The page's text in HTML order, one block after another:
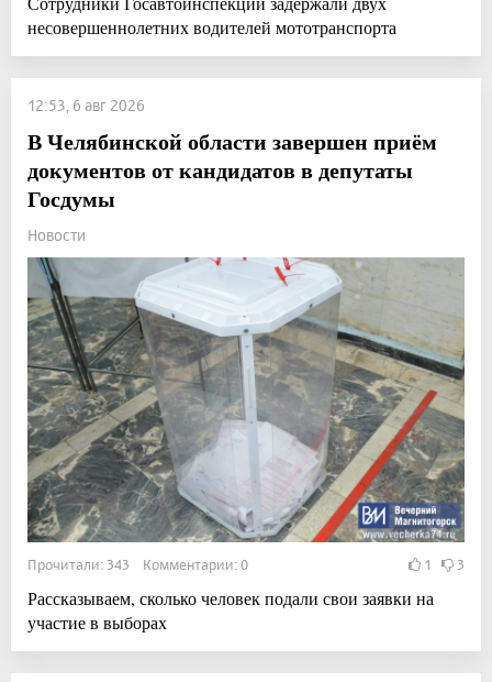
несовершеннолетних водителей мототранспорта
12:53, 6 авг 2026
В Челябинской области завершен приём
документов от кандидатов в депутаты
Госдумы
Новости
Прочитали: 343 Комментарии: 0 1 3
Рассказываем, сколько человек подали свои заявки на
участие в выборах